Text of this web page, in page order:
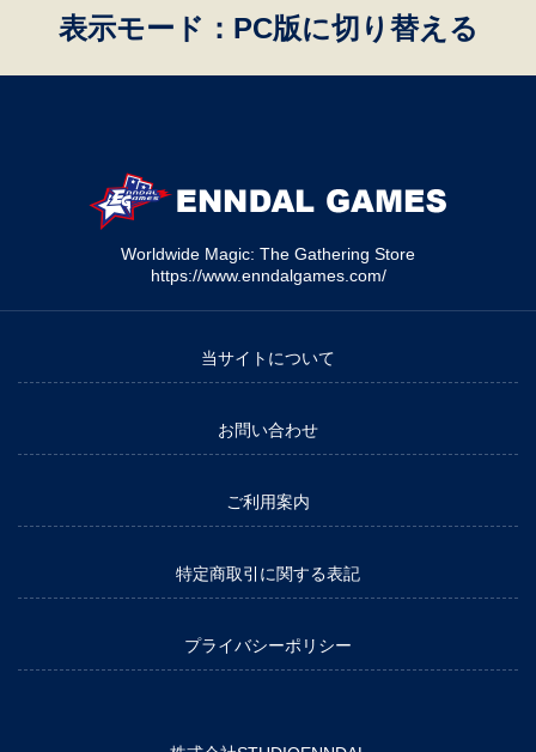
表示モード：PC版に切り替える
Worldwide Magic: The Gathering Store
https://www.enndalgames.com/
当サイトについて
お問い合わせ
ご利用案内
特定商取引に関する表記
プライバシーポリシー